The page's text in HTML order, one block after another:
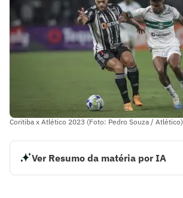
Coritiba x Atlético 2023 (Foto: Pedro Souza / Atlético)
Ver Resumo da matéria por IA